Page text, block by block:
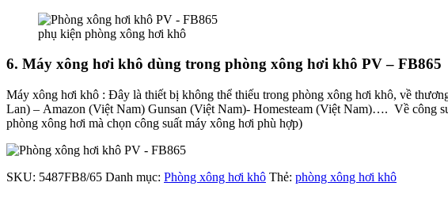
phụ kiện phòng xông hơi khô
6. Máy xông hơi khô dùng trong phòng xông hơi khô PV – FB865
Máy xông hơi khô : Đây là thiết bị không thể thiếu trong phòng xông hơi khô, về
Lan) – Amazon (Việt Nam) Gunsan (Việt Nam)- Homesteam (Việt Nam)…. Về
phòng xông hơi mà chọn công suất máy xông hơi phù hợp)
SKU: 5487FB8/65 Danh mục: Phòng xông hơi khô Thẻ: phòng xông hơi khô